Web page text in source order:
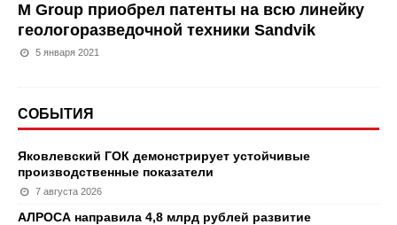
M Group приобрел патенты на всю линейку
геологоразведочной техники Sandvik
5 января 2021
СОБЫТИЯ
Яковлевский ГОК демонстрирует устойчивые
производственные показатели
7 августа 2026
АЛРОСА направила 4,8 млрд рублей развитие